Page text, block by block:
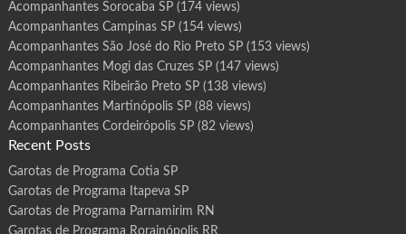
Acompanhantes Sorocaba SP(174 views)
Acompanhantes Campinas SP(154 views)
Acompanhantes São José do Rio Preto SP(153 views)
Acompanhantes Mogi das Cruzes SP(147 views)
Acompanhantes Ribeirão Preto SP(138 views)
Acompanhantes Martinópolis SP(88 views)
Acompanhantes Cordeirópolis SP(82 views)
Recent Posts
Garotas de Programa Cotia SP
Garotas de Programa Itapeva SP
Garotas de Programa Parnamirim RN